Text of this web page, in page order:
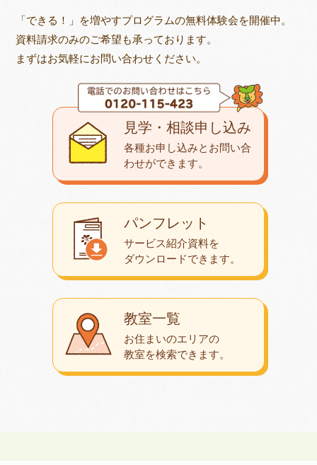
「できる！」を増やすプログラムの無料体験会を開催中。
資料請求のみのご希望も承っております。
まずはお気軽にお問い合わせください。
教室一覧
お住まいのエリアの
教室を検索できます。
パンフレット
サービス紹介資料を
ダウンロードできます。
見学・相談申し込み
各種お申し込みとお問い合
わせができます。